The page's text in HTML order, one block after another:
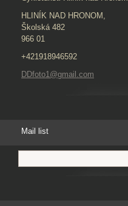
HLINÍK NAD HRONOM,
Školská 482
966 01
+421918946592
DDfoto1@gmail.com
Mail list